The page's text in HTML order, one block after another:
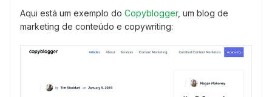
Aqui está um exemplo do Copyblogger, um blog de
marketing de conteúdo e copywriting: